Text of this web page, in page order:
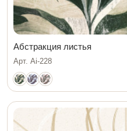
Абстракция листья
Арт. Ai-228